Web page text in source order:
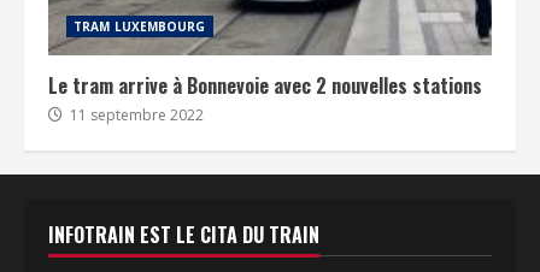
TRAM LUXEMBOURG
Le tram arrive à Bonnevoie avec 2 nouvelles stations
11 septembre 2022
INFOTRAIN EST LE CITA DU TRAIN